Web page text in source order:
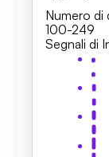
Numero di
100-249
Segnali di